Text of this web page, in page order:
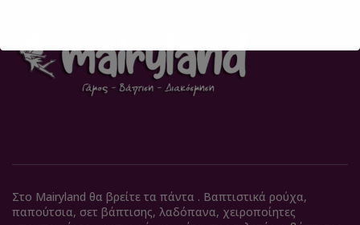
Στο Mairyland θα βρείτε τα πάντα . Βαπτιστικά ρούχα,
παπούτσια, σετ βάπτισης, λαδόπανα, χειροποίητες